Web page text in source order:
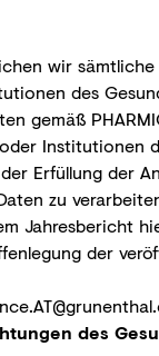
wir
des
gemäß
Institutionen
Erfüllung der
zu
Jahresbericht
der
des